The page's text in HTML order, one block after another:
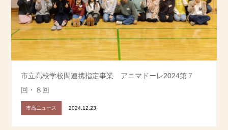
市立高校学校間連携指定事業 アニマドーレ2024第７
回・８回
市高ニュース 2024.12.23